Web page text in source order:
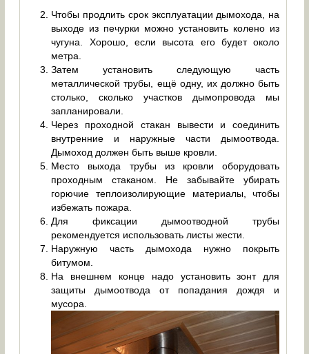
Чтобы продлить срок эксплуатации дымохода, на
выходе из печурки можно установить колено из
чугуна. Хорошо, если высота его будет около
метра.
Затем установить следующую часть
металлической трубы, ещё одну, их должно быть
столько, сколько участков дымопровода мы
запланировали.
Через проходной стакан вывести и соединить
внутренние и наружные части дымоотвода.
Дымоход должен быть выше кровли.
Место выхода трубы из кровли оборудовать
проходным стаканом. Не забывайте убирать
горючие теплоизолирующие материалы, чтобы
избежать пожара.
Для фиксации дымоотводной трубы
рекомендуется использовать листы жести.
Наружную часть дымохода нужно покрыть
битумом.
На внешнем конце надо установить зонт для
защиты дымоотвода от попадания дождя и
мусора.